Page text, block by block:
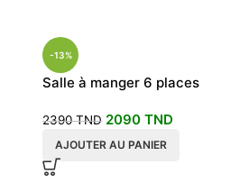
-13%
Salle à manger 6 places
2390TND 2090 TND
AJOUTER AU PANIER